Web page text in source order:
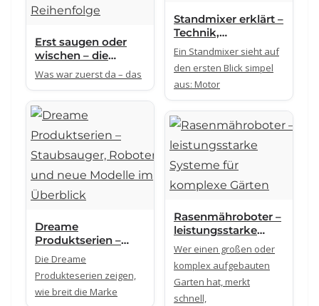
Standmixer erklärt –
Technik,
Unterschiede und
was wirklich zählt
Ein Standmixer sieht auf
den ersten Blick simpel
aus: Motor
Erst saugen oder
wischen – die
richtige Reihenfolge
Was war zuerst da – das
Dreame
Produktserien –
Staubsauger,
Roboter und neue
Modelle im
Überblick
Die Dreame
Produkteserien zeigen,
wie breit die Marke
Rasenmähroboter –
leistungsstarke
Systeme für
komplexe Gärten
Wer einen großen oder
komplex aufgebauten
Garten hat, merkt
schnell,